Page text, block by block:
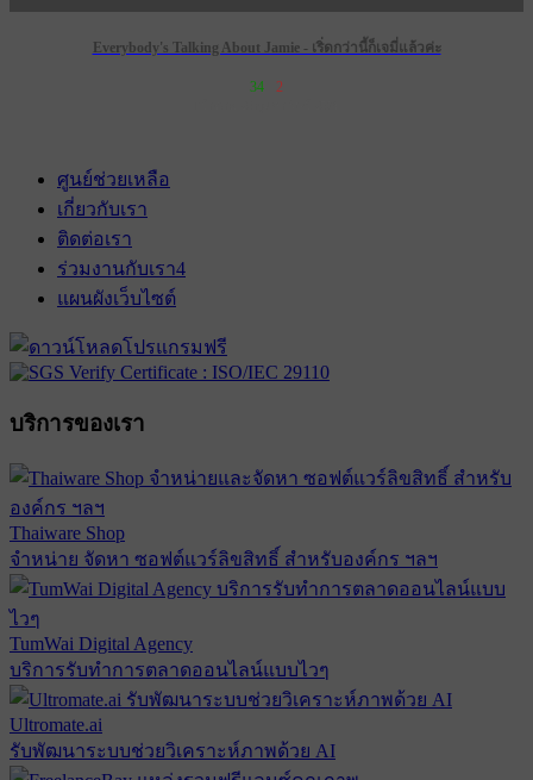
Everybody's Talking About Jamie - เริ่ดกว่านี้ก็เจมี่แล้วค่ะ
34 2
ศูนย์ช่วยเหลือ
เกี่ยวกับเรา
ติดต่อเรา
ร่วมงานกับเรา4
แผนผังเว็บไซต์
บริการของเรา
Thaiware Shop
จำหน่าย จัดหา ซอฟต์แวร์ลิขสิทธิ์ สำหรับองค์กร ฯลฯ
TumWai Digital Agency
บริการรับทำการตลาดออนไลน์แบบไวๆ
Ultromate.ai
รับพัฒนาระบบช่วยวิเคราะห์ภาพด้วย AI